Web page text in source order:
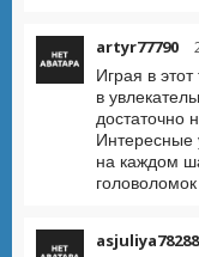
artyr77790
Играя в
в
достаточно
Интересные
на каждом
asjuliya78288